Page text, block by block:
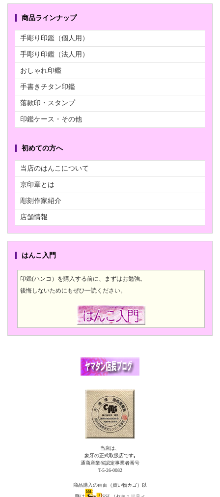
商品ラインナップ
手彫り印鑑（個人用）
手彫り印鑑（法人用）
おしゃれ印鑑
手書きチタン印鑑
落款印・スタンプ
印鑑ケース・その他
初めての方へ
当店のはんこについて
京印章とは
彫刻作家紹介
店舗情報
はんこ入門
印鑑(ハンコ）を購入する前に、まずはお勉強。
後悔しないためにもぜひ一読ください。
当店は、
象牙の正式取扱店です｡
通商産業省認定事業者番号
T-5-26-0082
商品購入の画面（買い物カゴ）以